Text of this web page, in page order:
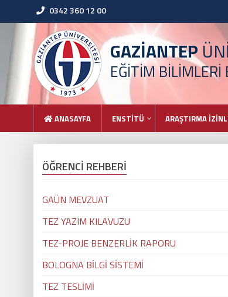
0342 360 12 00
GAZİANTEP
EĞİTİM BİLİMLERİ
ANASAYFA ENSTİTÜ ARAŞTIRMA
ÖĞRENCİ REHBERİ
GAÜN MEVZUAT
TEZ YAZIM KILAVUZU
TEZ-PROJE BENZERLİK RAPORU
BOLOGNA BİLGİ SİSTEMİ
TEZ TESLİMİ